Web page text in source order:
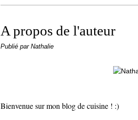
A propos de l'auteur
Publié par Nathalie
Bienvenue sur mon blog de cuisine ! :)